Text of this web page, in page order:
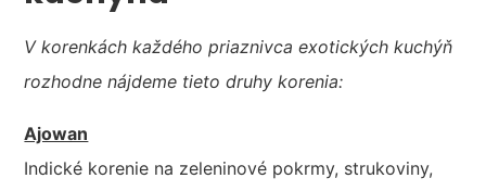
V korenkách každého priaznivca exotických kuchýň
rozhodne nájdeme tieto druhy korenia:
Ajowan
Indické korenie na zeleninové pokrmy, strukoviny,